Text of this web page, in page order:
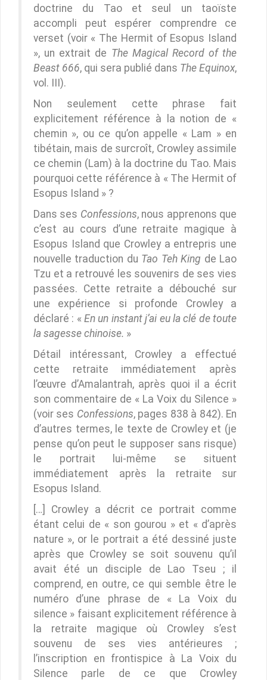
doctrine du Tao et seul un taoïste
accompli peut espérer comprendre ce
verset (voir « The Hermit of Esopus Island
», un extrait de The Magical Record of the
Beast 666, qui sera publié dans The Equinox,
vol. III).
Non seulement cette phrase fait
explicitement référence à la notion de «
chemin », ou ce qu’on appelle « Lam » en
tibétain, mais de surcroît, Crowley assimile
ce chemin (Lam) à la doctrine du Tao. Mais
pourquoi cette référence à « The Hermit of
Esopus Island » ?
Dans ses Confessions, nous apprenons que
c’est au cours d’une retraite magique à
Esopus Island que Crowley a entrepris une
nouvelle traduction du Tao Teh King de Lao
Tzu et a retrouvé les souvenirs de ses vies
passées. Cette retraite a débouché sur
une expérience si profonde Crowley a
déclaré : «En un instant j’ai eu la clé de toute
la sagesse chinoise. »
Détail intéressant, Crowley a effectué
cette retraite immédiatement après
l’œuvre d’Amalantrah, après quoi il a écrit
son commentaire de « La Voix du Silence »
(voir ses Confessions, pages 838 à 842). En
d’autres termes, le texte de Crowley et (je
pense qu’on peut le supposer sans risque)
le portrait lui-même se situent
immédiatement après la retraite sur
Esopus Island.
[…] Crowley a décrit ce portrait comme
étant celui de « son gourou » et « d’après
nature », or le portrait a été dessiné juste
après que Crowley se soit souvenu qu’il
avait été un disciple de Lao Tseu ; il
comprend, en outre, ce qui semble être le
numéro d’une phrase de « La Voix du
silence » faisant explicitement référence à
la retraite magique où Crowley s’est
souvenu de ses vies antérieures ;
l’inscription en frontispice à La Voix du
Silence parle de ce que Crowley